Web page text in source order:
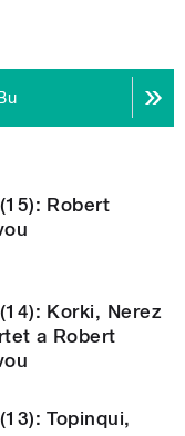
Robert
Korki, Nerez
a Robert
Topinqui,